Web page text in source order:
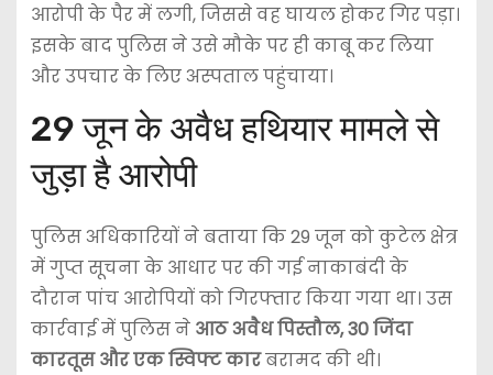
आरोपी के पैर में लगी, जिससे वह घायल होकर गिर पड़ा।
इसके बाद पुलिस ने उसे मौके पर ही काबू कर लिया
और उपचार के लिए अस्पताल पहुंचाया।
29 जून के अवैध हथियार मामले से
जुड़ा है आरोपी
पुलिस अधिकारियों ने बताया कि 29 जून को कुटेल क्षेत्र
में गुप्त सूचना के आधार पर की गई नाकाबंदी के
दौरान पांच आरोपियों को गिरफ्तार किया गया था। उस
कार्रवाई में पुलिस ने आठ अवैध पिस्तौल, 30 जिंदा
कारतूस और एक स्विफ्ट कारबरामद की थी।